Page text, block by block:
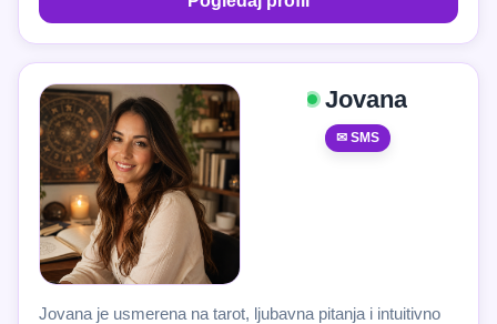
Jovana
✉ SMS
Jovana je usmerena na tarot, ljubavna pitanja i intuitivno